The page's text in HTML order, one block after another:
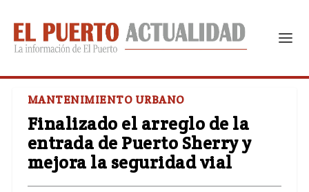
MANTENIMIENTO URBANO
Finalizado el arreglo de la
entrada de Puerto Sherry y
mejora la seguridad vial